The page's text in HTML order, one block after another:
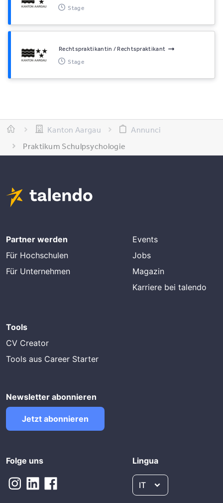
Stage
Rechtspraktikantin / Rechtspraktikant
Stage
Kanton Aargau
Annunci
Praktikum Schulpsychologie
Partner werden
Für Hochschulen
Für Unternehmen
Events
Jobs
Magazin
Karriere bei talendo
Tools
CV Creator
Tools aus Career Starter
Newsletter abonnieren
Jetzt abonnieren
Folge uns Lingua
IT